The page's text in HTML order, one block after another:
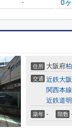
- 0
住所 大阪府
交通 近鉄大
関西本線
近鉄道
築年 - 階数